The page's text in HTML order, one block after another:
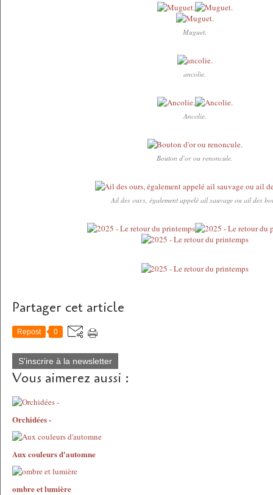
Muguet.
ancolie.
Ancolie.
Bouton d'or ou renoncule.
Ail des ours, également appelé ail sauvage ou ail des
Partager cet article
Repost 0
S'inscrire à la newsletter
Vous aimerez aussi :
Orchidées -
Aux couleurs d'automne
ombre et lumière